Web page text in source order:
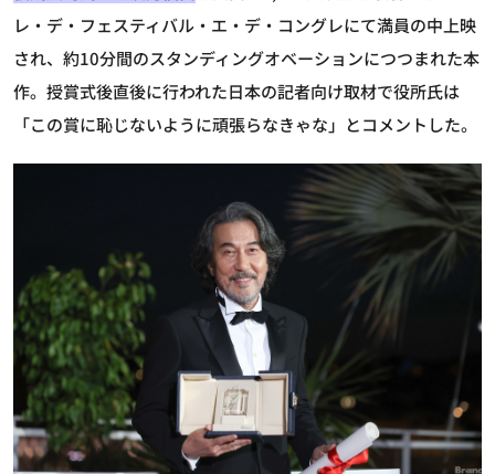
レ・デ・フェスティバル・エ・デ・コングレにて満員の中上映
され、約10分間のスタンディングオベーションにつつまれた本
作。授賞式後直後に行われた日本の記者向け取材で役所氏は
「この賞に恥じないように頑張らなきゃな」とコメントした。